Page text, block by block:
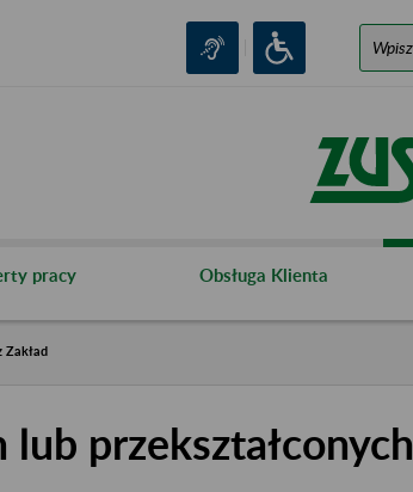
pracy Obsługa Klienta
Zakład
przekształconych